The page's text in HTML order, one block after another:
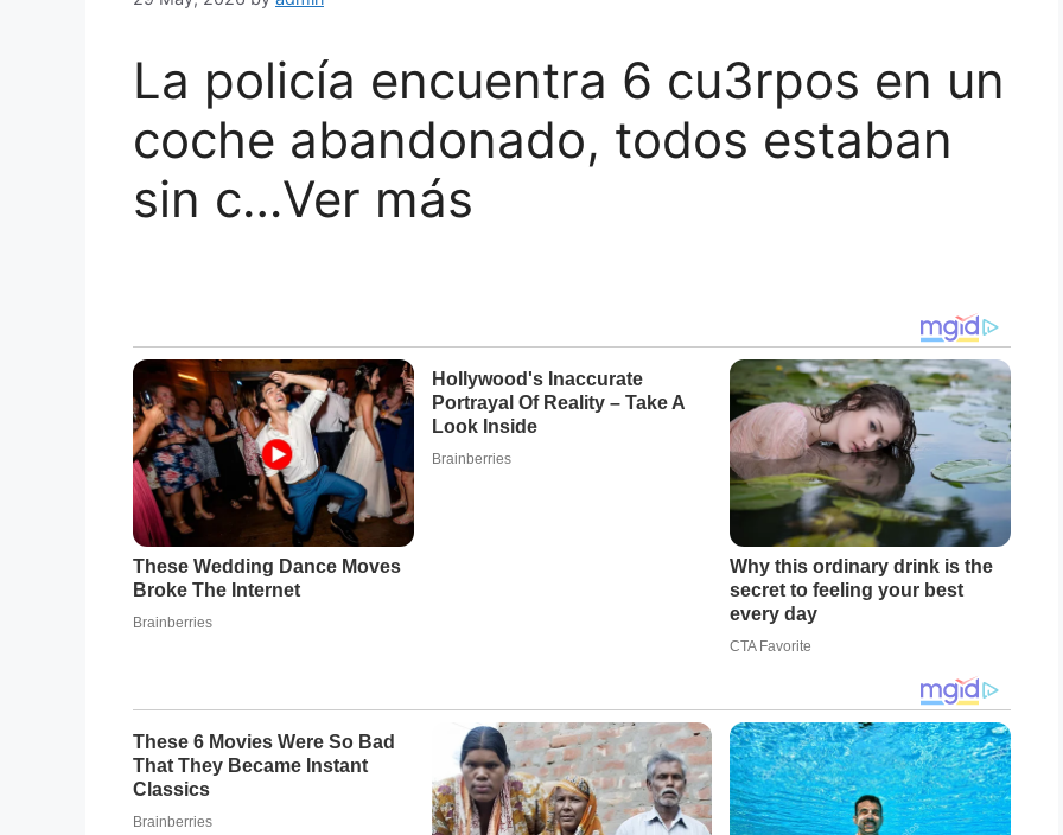
La policía encuentra 6 cu3rpos en un
coche abandonado, todos estaban
sin c…Ver más